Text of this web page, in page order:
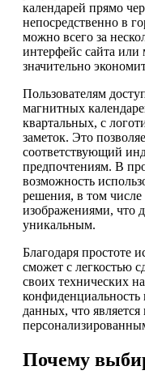
календарей прямо
непосредственно в
можно всего за
интерфейс сайта
значительно
Пользователям
магнитных
квартальных, с
заметок. Это
соответствующий
предпочтениям. В
возможность
решения, в том
изображениями, что
уникальным.
Благодаря простоте
сможет с легкостью
своих технических
конфиденциальность
данных, что
Почему